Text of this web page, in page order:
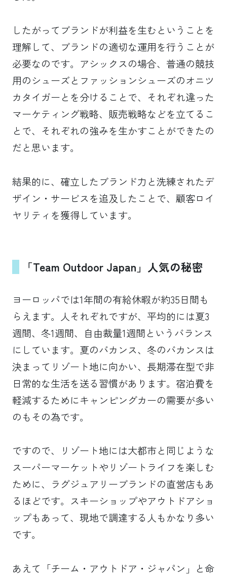
したがってブランドが利益を生むということを
理解して、ブランドの適切な運用を行うことが
必要なのです。アシックスの場合、普通の競技
用のシューズとファッションシューズのオニツ
カタイガーとを分けることで、それぞれ違った
マーケティング戦略、販売戦略などを立てるこ
とで、それぞれの強みを生かすことができたの
だと思います。
結果的に、確立したブランド力と洗練されたデ
ザイン・サービスを追及したことで、顧客ロイ
ヤリティを獲得しています。
「Team Outdoor Japan」人気の秘密
ヨーロッパでは1年間の有給休暇が約35日間も
らえます。人それぞれですが、平均的には夏3
週間、冬1週間、自由裁量1週間というバランス
にしています。夏のバカンス、冬のバカンスは
決まってリゾート地に向かい、長期滞在型で非
日常的な生活を送る習慣があります。宿泊費を
軽減するためにキャンピングカーの需要が多い
のもその為です。
ですので、リゾート地には大都市と同じような
スーパーマーケットやリゾートライフを楽しむ
ために、ラグジュアリーブランドの直営店もあ
るほどです。スキーショップやアウトドアショ
ップもあって、現地で調達する人もかなり多い
です。
あえて「チーム・アウトドア・ジャパン」と命